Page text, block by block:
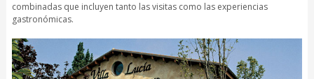
combinadas que incluyen tanto las visitas como las experiencias
gastronómicas.